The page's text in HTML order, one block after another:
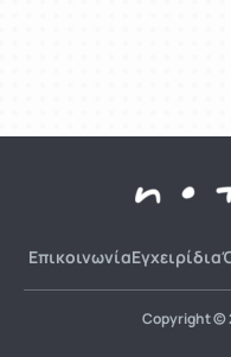
ΕπικοινωνίαΕγχειρίδια
Copyright ©